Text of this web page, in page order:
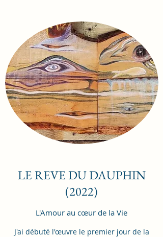
LE REVE DU DAUPHIN
(2022)
L'Amour au cœur de la Vie
J'ai débuté l'œuvre le premier jour de la